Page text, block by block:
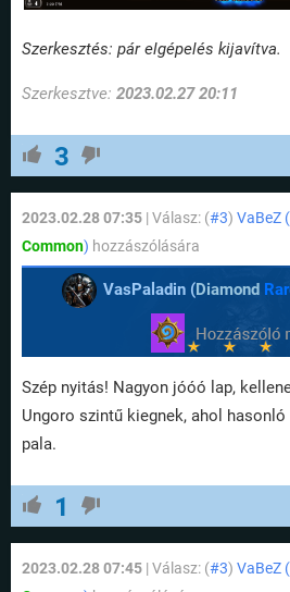
Szerkesztés: pár elgépelés kijavítva.
Szerkesztve: 2023.02.27 20:11
3
2023.02.28 07:35 | Válasz: (#3) VaBeZ (
Common) hozzászólására
VasPaladin (Diamond
Szép nyitás! Nagyon jóóó lap,
Ungoro szintű kiegnek, ahol
pala.
1
2023.02.28 07:45 | Válasz: (#3) VaBeZ (